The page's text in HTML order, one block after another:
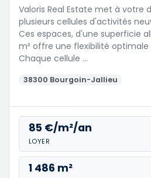
Valoris Real Estate met à votre
plusieurs cellules d'activités
Ces espaces, d'une superficie
m² offre une flexibilité optimale
Chaque cellule …
38300 Bourgoin-Jallieu
85 €/m²/an
LOYER
1 486 m²